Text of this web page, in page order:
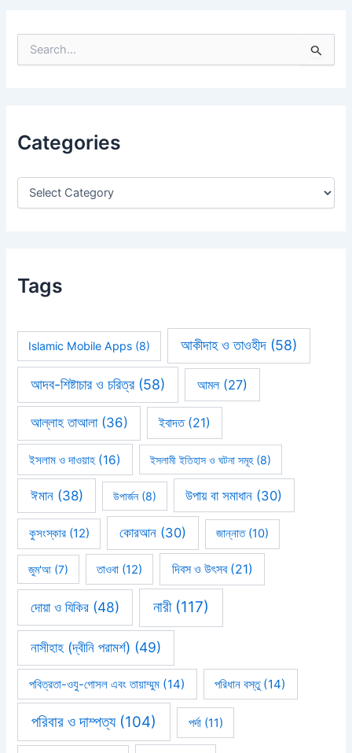
e
f
r
Categories
Tags
Islamic Mobile Apps (8) আকীদাহ ও তাওহীদ(58)
আদব-শিষ্টাচার ও চরিত্র(58) আমল(27)
আল্লাহ তাআলা(36) ইবাদত(21)
ইসলাম ও দাওয়াহ (16) ইসলামী ইতিহাস ও ঘটনা সমূহ(8)
ঈমান(38) উপার্জন(8) উপায় বা সমাধান (30)
কুসংস্কার(12) কোরআন (30) জান্নাত(10)
জুম'আ (7) তাওবা (12) দিবস ও উৎসব(21)
দোয়া ও যিকির (48) নারী(117)
নাসীহাহ (দ্বীনি পরামর্শ) (49)
পবিত্রতা-ওযু-গোসল এবং তায়াম্মুম (14) পরিধান বস্তু(14)
পরিবার ও দাম্পত্য(104) পর্দা(11)